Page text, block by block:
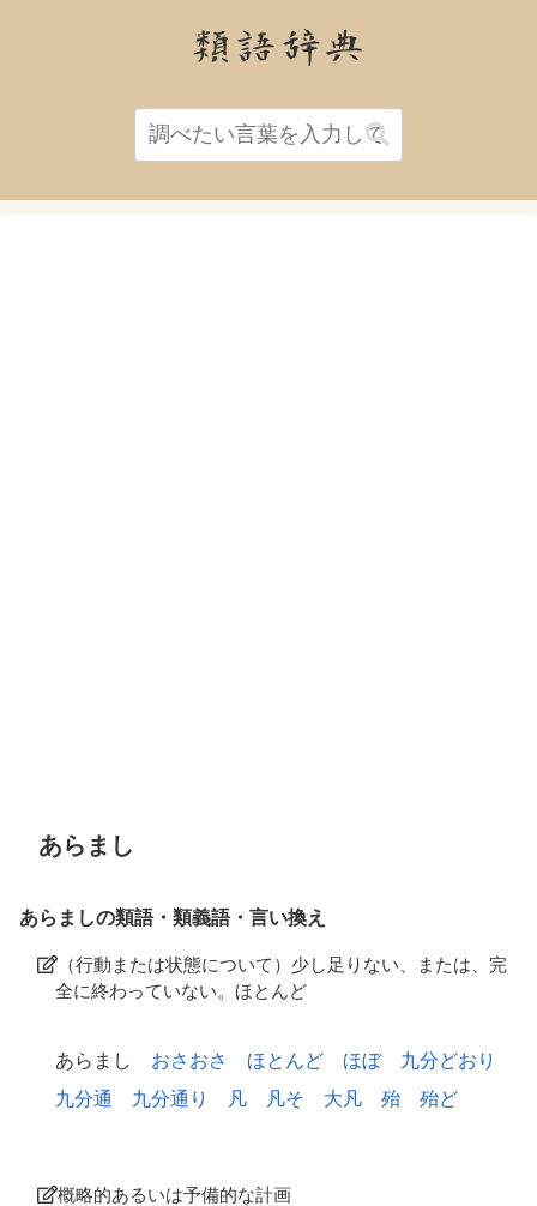
あらまし
あらましの類語・類義語・言い換え
（行動または状態について）少し足りない、または、完
全に終わっていない。ほとんど
あらまし おさおさ ほとんど ほぼ
九分どおり
九分通
九分通り 凡 凡そ 大凡 殆 殆ど
概略的あるいは予備的な計画